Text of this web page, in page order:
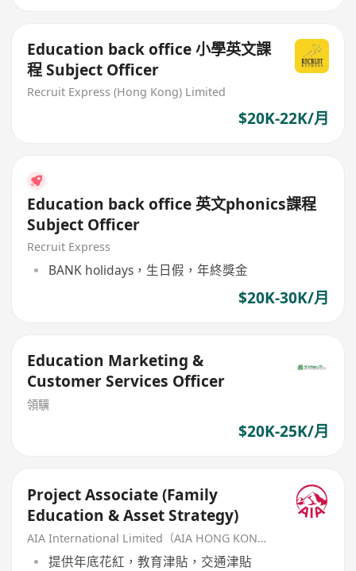
Education back office 小學英文課
程 Subject Officer
Recruit Express (Hong Kong) Limited
$20K-22K/月
Education back office 英文phonics課程
Subject Officer
Recruit Express
BANK holidays，生日假，年終獎金
$20K-30K/月
Education Marketing &
Customer Services Officer
領驥
$20K-25K/月
Project Associate (Family
Education & Asset Strategy)
AIA International Limited（AIA HONG KONG）
提供年底花紅，教育津貼，交通津貼